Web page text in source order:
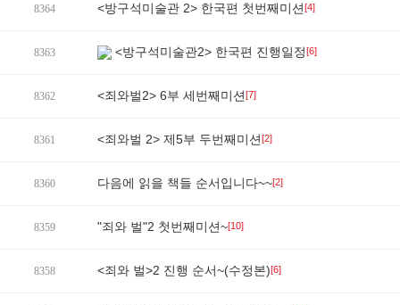
8364 <방구석미술관 2> 한국편 첫번째미션[4]
8363 <방구석미술관2> 한국편 진행일정[6]
8362 <죄와벌2> 6부 세번째미션[7]
8361 <죄와벌 2> 제5부 두번째미션[2]
8360 다음에 읽을 책들 순서입니다~~[2]
8359 "죄와 벌"2 첫번째미션~[10]
8358 <죄와 벌>2 진행 순서~(수정본)[6]